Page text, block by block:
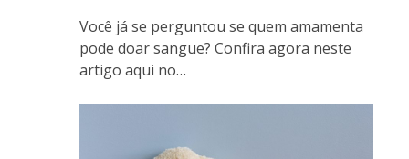
Você já se perguntou se quem amamenta
pode doar sangue? Confira agora neste
artigo aqui no…